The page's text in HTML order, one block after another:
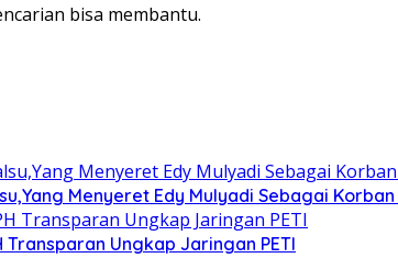
bisa membantu.
Menyeret Edy Mulyadi Sebagai
Ungkap Jaringan PETI